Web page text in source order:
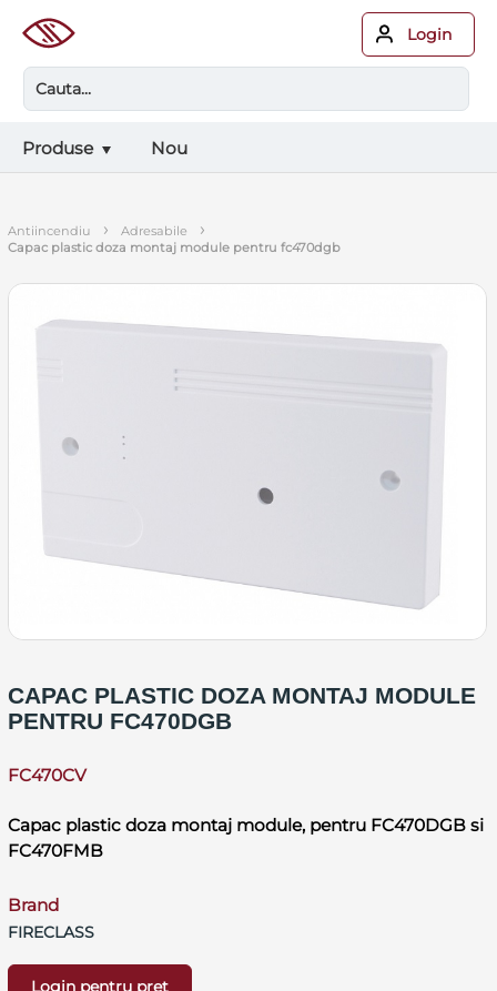
Login
Produse Nou
antiincendiu › adresabile ›
capac plastic doza montaj module pentru fc470dgb
CAPAC PLASTIC DOZA MONTAJ MODULE
PENTRU FC470DGB
FC470CV
Capac plastic doza montaj module, pentru FC470DGB si
FC470FMB
Brand
FIRECLASS
Login pentru pret